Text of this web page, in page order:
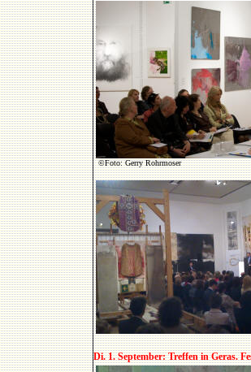
©Foto: Gerry Rohrmoser
Di. 1. September: Treffen in Geras.